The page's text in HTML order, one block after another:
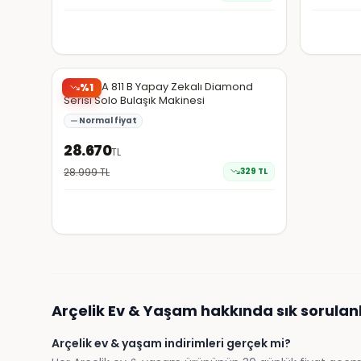
%1
Hepsiburada
Arçelik A 811 B Yapay Zekalı Diamond
Serisi Solo Bulaşık Makinesi
Normal fiyat
28.670TL
28.999TL 329 TL
Arçelik Ev & Yaşam hakkında sık
Arçelik ev & yaşam indirimleri gerçek mi?